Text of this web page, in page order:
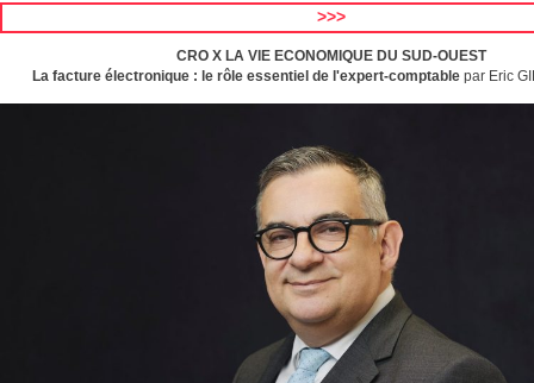
>>>
CRO X LA VIE ECONOMIQUE DU SUD-OUEST
La facture électronique : le rôle essentiel de l'expert-comptable par Eric